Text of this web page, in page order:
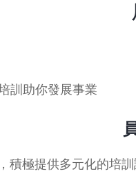
訓助你發展事業
極提供多元化的培